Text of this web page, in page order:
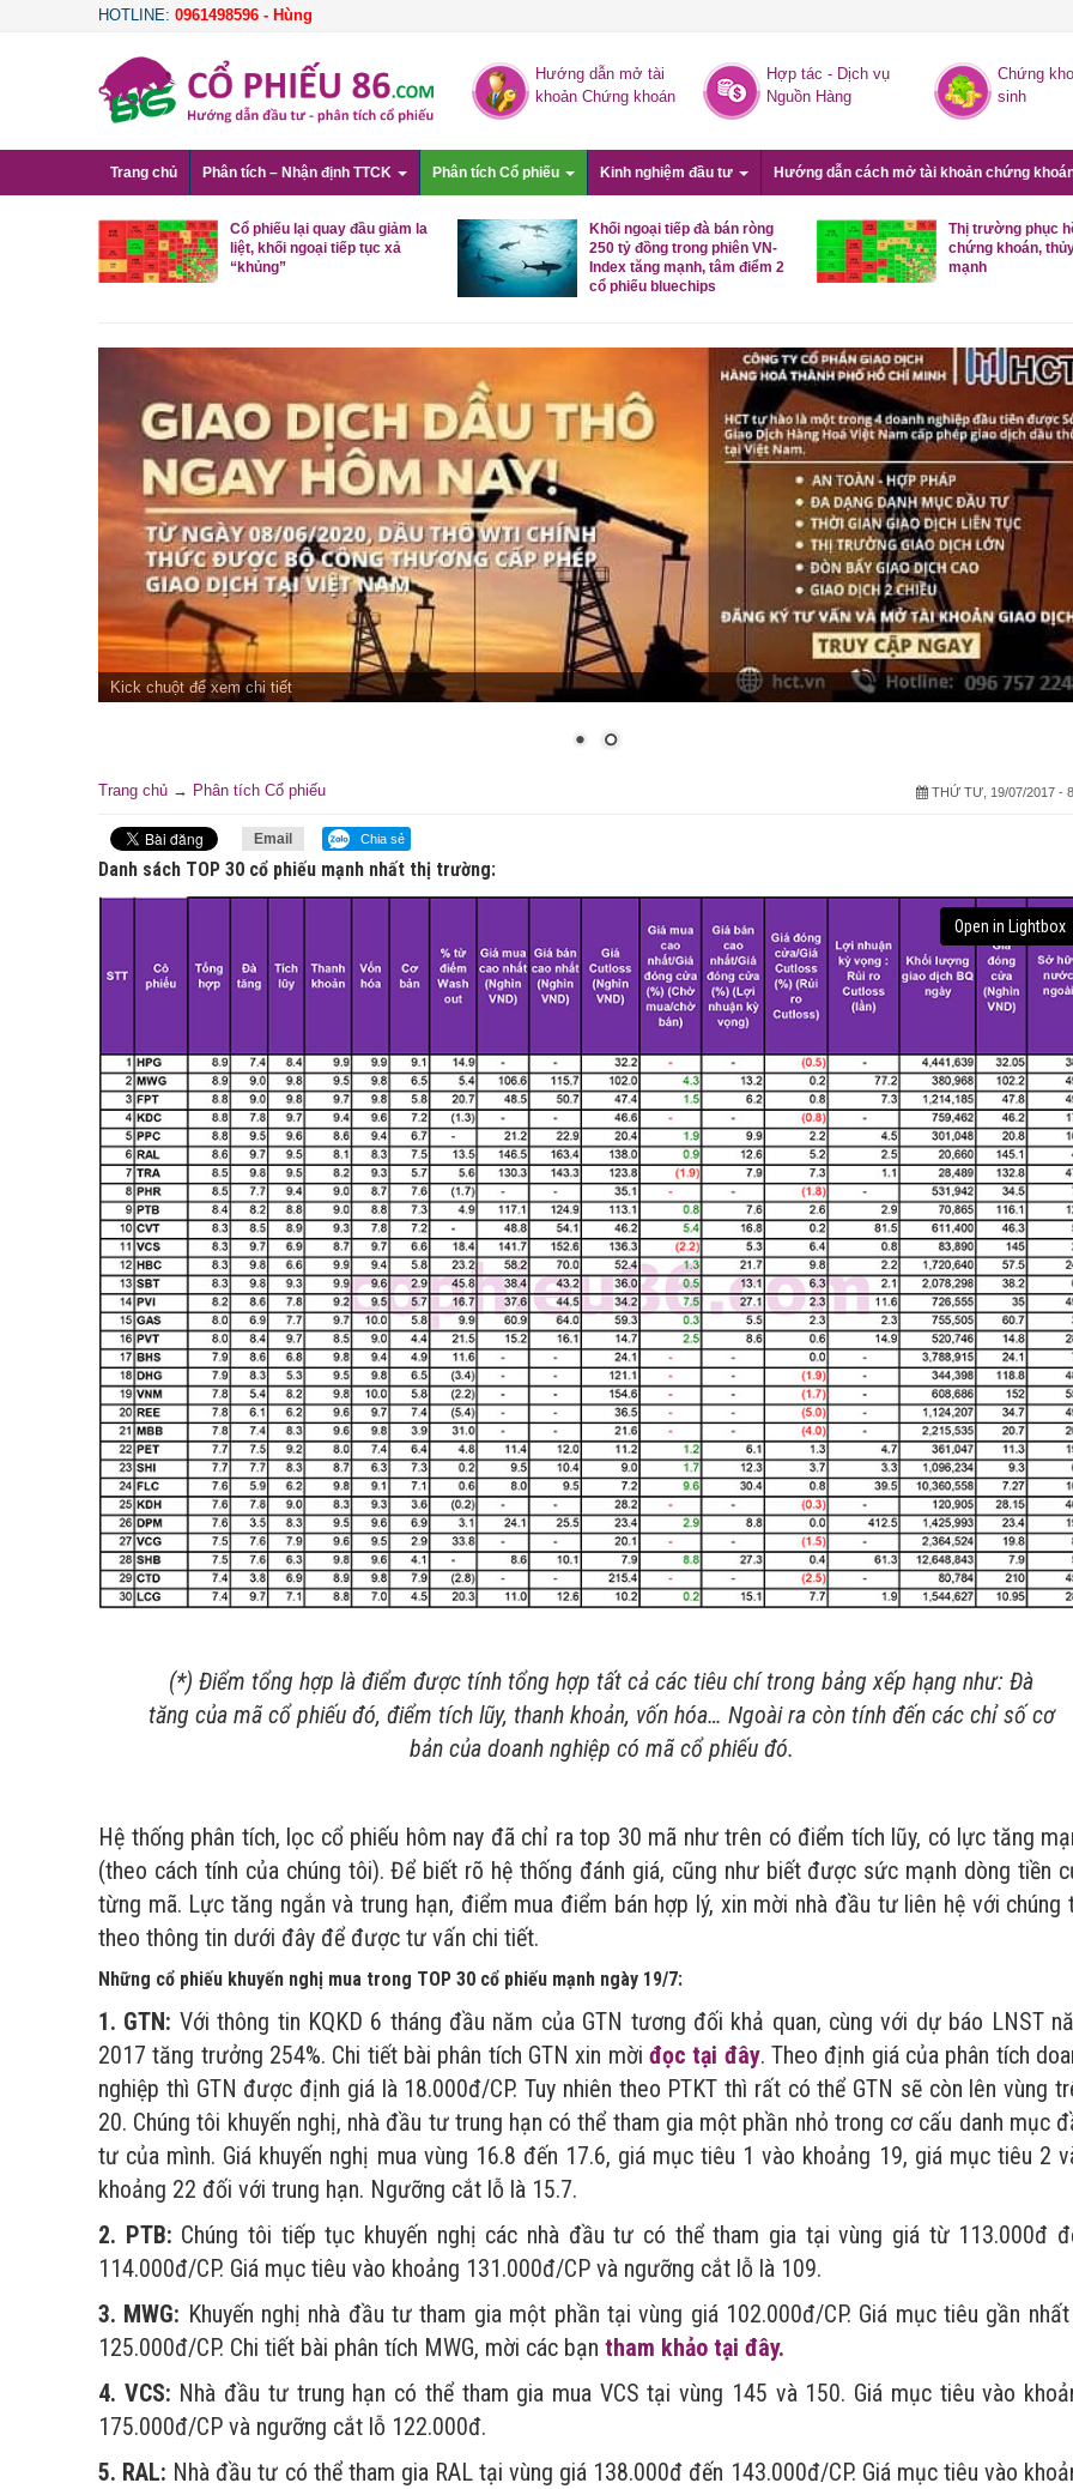
HOTLINE: 0961498596 - Hùng
Hướng dẫn mở tài
khoản Chứng khoán
Hợp tác - Dịch vụ
Nguồn Hàng
Chứng
sinh
Trang chủ Phân tích – Nhận định TTCK Phân tích Cổ phiếu Kinh nghiệm đầu tư Hướng dẫn cách mở tài khoản chứng
Cổ phiếu lại quay đầu giảm la
liệt, khối ngoại tiếp tục xả
“khủng”
Khối ngoại tiếp đà bán ròng
250 tỷ đồng trong phiên VN-
Index tăng mạnh, tâm điểm 2
cổ phiếu bluechips
Thị trường phục
chứng khoán,
mạnh
Kick chuột để xem chi tiết
Trang chủ → Phân tích Cổ phiếu THỨ TƯ, 19/07/2017 -
Email Chia sẻ
Danh sách TOP 30 cổ phiếu mạnh nhất thị trường:
Open in Lightbox
(*) Điểm tổng hợp là điểm được tính tổng hợp tất cả các tiêu chí trong bảng xếp hạng như: Đà
tăng của mã cổ phiếu đó, điểm tích lũy, thanh khoản, vốn hóa… Ngoài ra còn tính đến các chỉ số cơ
bản của doanh nghiệp có mã cổ phiếu đó.
Hệ thống phân tích, lọc cổ phiếu hôm nay đã chỉ ra top 30 mã như trên có điểm tích lũy, có lực tăng
(theo cách tính của chúng tôi). Để biết rõ hệ thống đánh giá, cũng như biết được sức mạnh dòng tiền
từng mã. Lực tăng ngắn và trung hạn, điểm mua điểm bán hợp lý, xin mời nhà đầu tư liên hệ với chúng
theo thông tin dưới đây để được tư vấn chi tiết.
Những cổ phiếu khuyến nghị mua trong TOP 30 cổ phiếu mạnh ngày 19/7:
1. GTN: Với thông tin KQKD 6 tháng đầu năm của GTN tương đối khả quan, cùng với dự báo LNST
2017 tăng trưởng 254%. Chi tiết bài phân tích GTN xin mời đọc tại đây. Theo định giá của phân tích
nghiệp thì GTN được định giá là 18.000đ/CP. Tuy nhiên theo PTKT thì rất có thể GTN sẽ còn lên vùng
20. Chúng tôi khuyến nghị, nhà đầu tư trung hạn có thể tham gia một phần nhỏ trong cơ cấu danh mục
tư của mình. Giá khuyến nghị mua vùng 16.8 đến 17.6, giá mục tiêu 1 vào khoảng 19, giá mục tiêu 2
khoảng 22 đối với trung hạn. Ngưỡng cắt lỗ là 15.7.
2. PTB: Chúng tôi tiếp tục khuyến nghị các nhà đầu tư có thể tham gia tại vùng giá từ 113.000đ
114.000đ/CP. Giá mục tiêu vào khoảng 131.000đ/CP và ngưỡng cắt lỗ là 109.
3. MWG: Khuyến nghị nhà đầu tư tham gia một phần tại vùng giá 102.000đ/CP. Giá mục tiêu gần
125.000đ/CP. Chi tiết bài phân tích MWG, mời các bạn tham khảo tại đây.
4. VCS: Nhà đầu tư trung hạn có thể tham gia mua VCS tại vùng 145 và 150. Giá mục tiêu vào
175.000đ/CP và ngưỡng cắt lỗ 122.000đ.
5. RAL: Nhà đầu tư có thể tham gia RAL tại vùng giá 138.000đ đến 143.000đ/CP. Giá mục tiêu vào